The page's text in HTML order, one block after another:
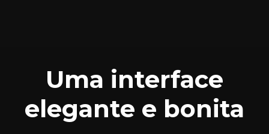
Uma interface
elegante e bonita